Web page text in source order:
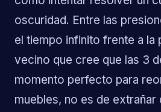
oscuridad. Entre las
el tiempo infinito frente a la
vecino que cree que las 3
momento perfecto para
muebles, no es de extrañar